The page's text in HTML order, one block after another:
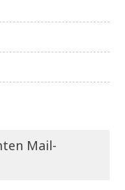
Mail-